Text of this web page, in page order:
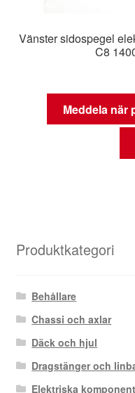
Vänster sidospegel
C8
Meddela när
Produktkategori
Behållare
Chassi och axlar
Däck och hjul
Dragstänger och
Elektriska